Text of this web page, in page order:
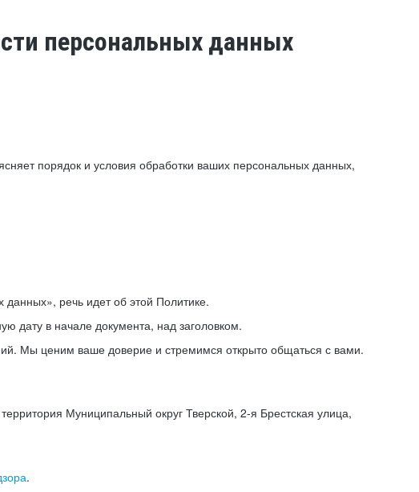
персональных данных
порядок и условия обработки ваших персональных данных,
речь идет об этой Политике.
дату в начале документа, над заголовком.
Мы ценим ваше доверие и стремимся открыто общаться с вами.
Муниципальный округ Тверской, 2-я Брестская улица,
.